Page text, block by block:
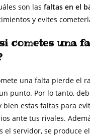
son lasfaltas en el
y evites
cometes una
una falta pierde el
punto. Por lo tanto,
bien estas faltas para
ante tus rivales.
el servidor, se produce